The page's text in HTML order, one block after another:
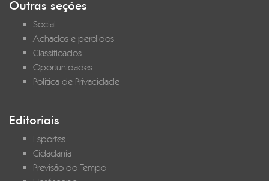
Outras seções
Social
Achados e perdidos
Classificados
Oportunidades
Política de Privacidade
Editoriais
Esportes
Cidadania
Previsão do Tempo